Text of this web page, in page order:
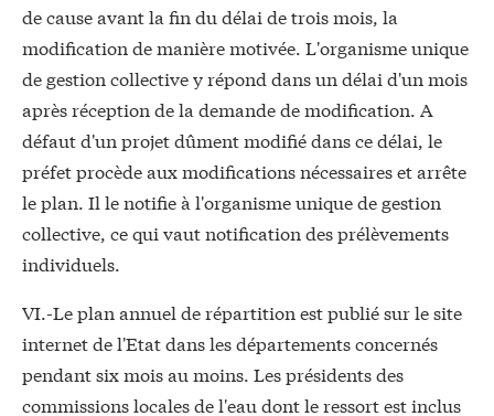
de cause avant la fin du délai de trois mois, la
modification de manière motivée. L'organisme unique
de gestion collective y répond dans un délai d'un mois
après réception de la demande de modification. A
défaut d'un projet dûment modifié dans ce délai, le
préfet procède aux modifications nécessaires et arrête
le plan. Il le notifie à l'organisme unique de gestion
collective, ce qui vaut notification des prélèvements
individuels.
VI.-Le plan annuel de répartition est publié sur le site
internet de l'Etat dans les départements concernés
pendant six mois au moins. Les présidents des
commissions locales de l'eau dont le ressort est inclus